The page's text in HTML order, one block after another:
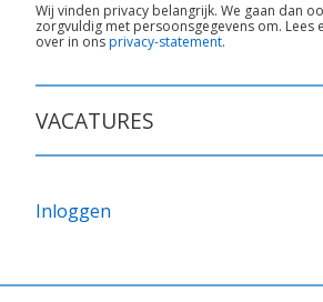
TEKST
ONDER
FORMULIER
Wij vinden privacy belangrijk. We gaan dan
zorgvuldig met persoonsgegevens om. Lees
over in onsprivacy-statement.
VACATURES
Inloggen